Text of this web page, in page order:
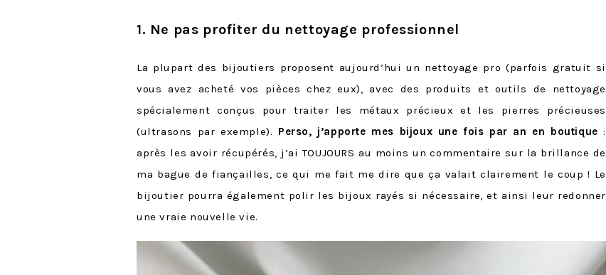
1. Ne pas profiter du nettoyage professionnel
La plupart des bijoutiers proposent aujourd’hui un nettoyage pro (parfois gratuit si
vous avez acheté vos pièces chez eux), avec des produits et outils de nettoyage
spécialement conçus pour traiter les métaux précieux et les pierres précieuses
(ultrasons par exemple). Perso, j’apporte mes bijoux une fois par an en boutique :
après les avoir récupérés, j’ai TOUJOURS au moins un commentaire sur la brillance de
ma bague de fiançailles, ce qui me fait me dire que ça valait clairement le coup ! Le
bijoutier pourra également polir les bijoux rayés si nécessaire, et ainsi leur redonner
une vraie nouvelle vie.